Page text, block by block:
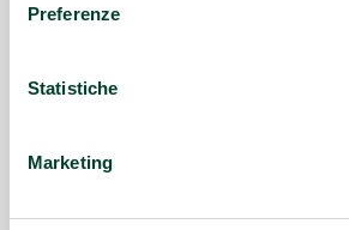
Preferenze
Statistiche
Marketing